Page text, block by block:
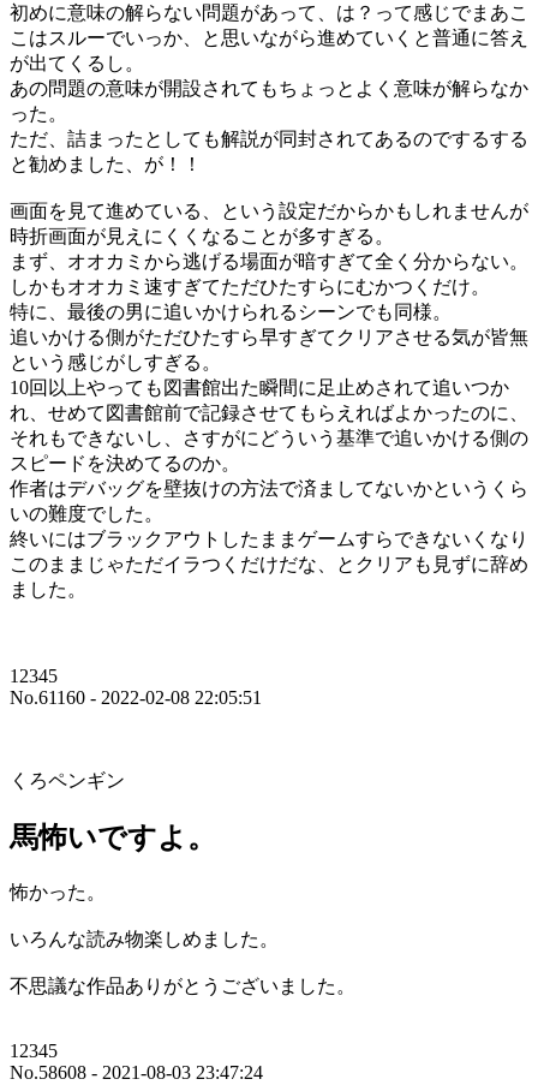
初めに意味の解らない問題があって、は？って感じでまあこ
こはスルーでいっか、と思いながら進めていくと普通に答え
が出てくるし。
あの問題の意味が開設されてもちょっとよく意味が解らなか
った。
ただ、詰まったとしても解説が同封されてあるのでするする
と勧めました、が！！
画面を見て進めている、という設定だからかもしれませんが
時折画面が見えにくくなることが多すぎる。
まず、オオカミから逃げる場面が暗すぎて全く分からない。
しかもオオカミ速すぎてただひたすらにむかつくだけ。
特に、最後の男に追いかけられるシーンでも同様。
追いかける側がただひたすら早すぎてクリアさせる気が皆無
という感じがしすぎる。
10回以上やっても図書館出た瞬間に足止めされて追いつか
れ、せめて図書館前で記録させてもらえればよかったのに、
それもできないし、さすがにどういう基準で追いかける側の
スピードを決めてるのか。
作者はデバッグを壁抜けの方法で済ましてないかというくら
いの難度でした。
終いにはブラックアウトしたままゲームすらできないくなり
このままじゃただイラつくだけだな、とクリアも見ずに辞め
ました。
12345
No.61160 - 2022-02-08 22:05:51
くろペンギン
馬怖いですよ。
怖かった。
いろんな読み物楽しめました。
不思議な作品ありがとうございました。
12345
No.58608 - 2021-08-03 23:47:24